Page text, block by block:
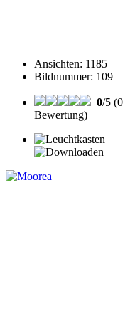
Ansichten: 1185
Bildnummer: 109
0/5 (0
Bewertung)